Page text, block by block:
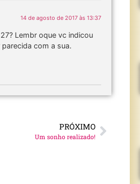
14 de agosto de 2017 às 13:37
Lembr oque vc indicou
com a sua.
PRÓXIMO
Um sonho realizado!